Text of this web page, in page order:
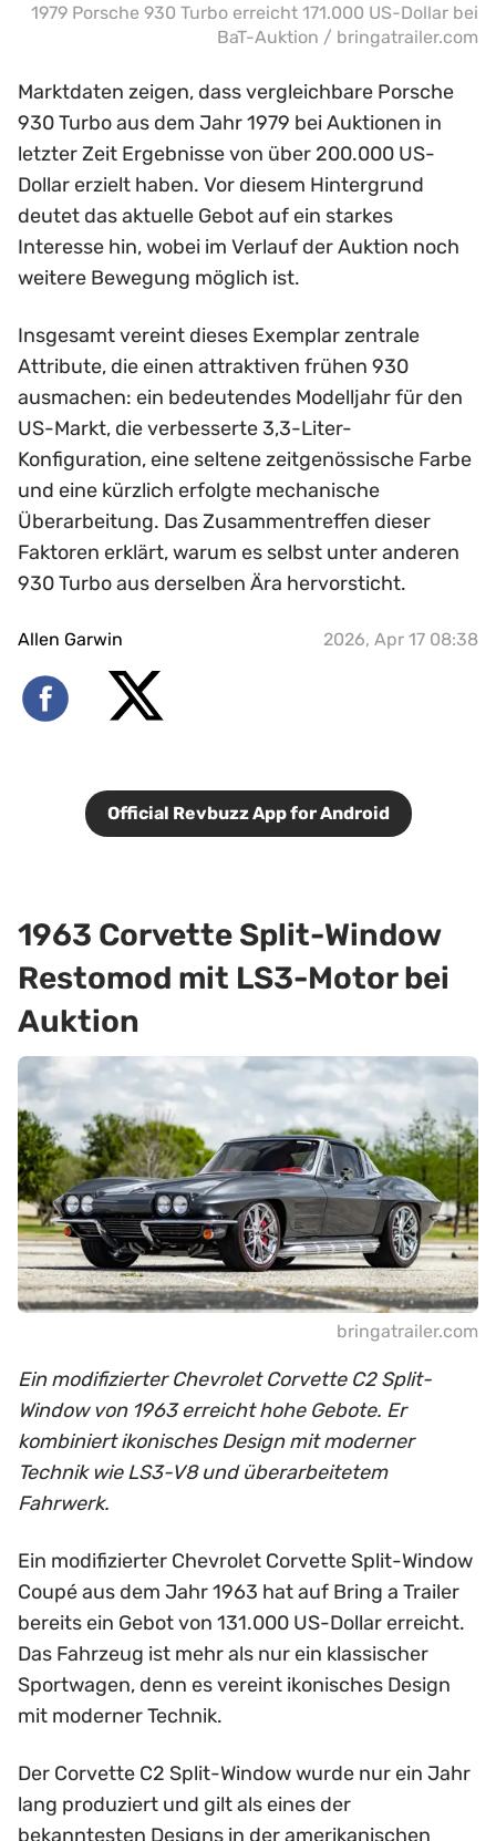
1979 Porsche 930 Turbo erreicht 171.000 US-Dollar bei
BaT-Auktion / bringatrailer.com
Marktdaten zeigen, dass vergleichbare Porsche
930 Turbo aus dem Jahr 1979 bei Auktionen in
letzter Zeit Ergebnisse von über 200.000 US-
Dollar erzielt haben. Vor diesem Hintergrund
deutet das aktuelle Gebot auf ein starkes
Interesse hin, wobei im Verlauf der Auktion noch
weitere Bewegung möglich ist.
Insgesamt vereint dieses Exemplar zentrale
Attribute, die einen attraktiven frühen 930
ausmachen: ein bedeutendes Modelljahr für den
US-Markt, die verbesserte 3,3-Liter-
Konfiguration, eine seltene zeitgenössische Farbe
und eine kürzlich erfolgte mechanische
Überarbeitung. Das Zusammentreffen dieser
Faktoren erklärt, warum es selbst unter anderen
930 Turbo aus derselben Ära hervorsticht.
Allen Garwin 2026, Apr 17 08:38
Official Revbuzz App for Android
1963 Corvette Split-Window
Restomod mit LS3-Motor bei
Auktion
bringatrailer.com
Ein modifizierter Chevrolet Corvette C2 Split-
Window von 1963 erreicht hohe Gebote. Er
kombiniert ikonisches Design mit moderner
Technik wie LS3-V8 und überarbeitetem
Fahrwerk.
Ein modifizierter Chevrolet Corvette Split-Window
Coupé aus dem Jahr 1963 hat auf Bring a Trailer
bereits ein Gebot von 131.000 US-Dollar erreicht.
Das Fahrzeug ist mehr als nur ein klassischer
Sportwagen, denn es vereint ikonisches Design
mit moderner Technik.
Der Corvette C2 Split-Window wurde nur ein Jahr
lang produziert und gilt als eines der
bekanntesten Designs in der amerikanischen